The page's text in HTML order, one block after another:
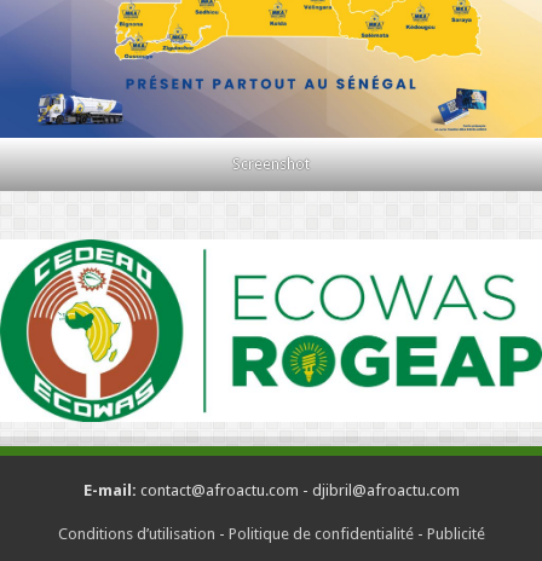
Screenshot
E-mail: contact@afroactu.com - djibril@afroactu.com
Conditions d’utilisation - Politique de confidentialité- Publicité